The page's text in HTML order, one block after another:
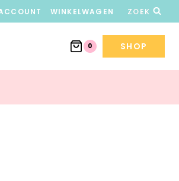
WINKELWAGEN ZOEK
0 SHOP